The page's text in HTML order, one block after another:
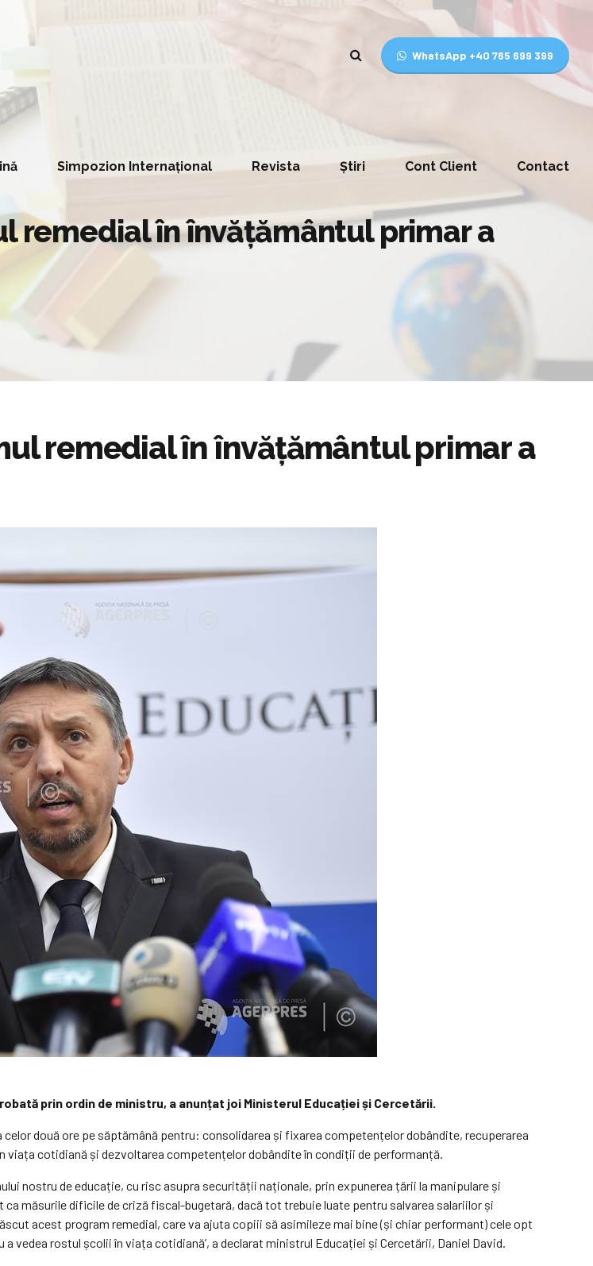
WhatsApp +40 765 699 399
Simpozion Internațional Revista Știri Cont Client Contact
remedial în învățământul primar a
remedial în învățământul primar a
prin ordin de ministru, a anunțat joi Ministerul Educației și Cercetării.
două ore pe săptămână pentru: consolidarea și fixarea competențelor dobândite, recuperarea
cotidiană și dezvoltarea competențelor dobândite în condiții de performanță.
nostru de educație, cu risc asupra securității naționale, prin expunerea țării la manipulare și
măsurile dificile de criză fiscal-bugetară, dacă tot trebuie luate pentru salvarea salariilor și
acest program remedial, care va ajuta copiii să asimileze mai bine (și chiar performant) cele opt
rostul școlii în viața cotidiană’, a declarat ministrul Educației și Cercetării, Daniel David.